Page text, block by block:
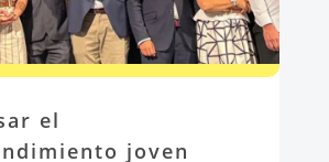
el
joven